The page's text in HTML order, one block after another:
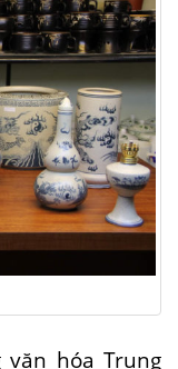
văn hóa Trung